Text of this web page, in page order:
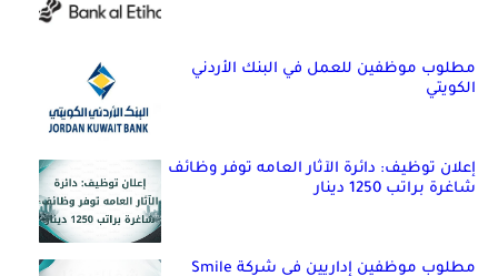
مطلوب موظفين للعمل في البنك الأردني
الكويتي
إعلان توظيف: دائرة الآثار العامه توفر وظائف
شاغرة براتب 1250 دينار
مطلوب موظفين إداريين في شركة Smile